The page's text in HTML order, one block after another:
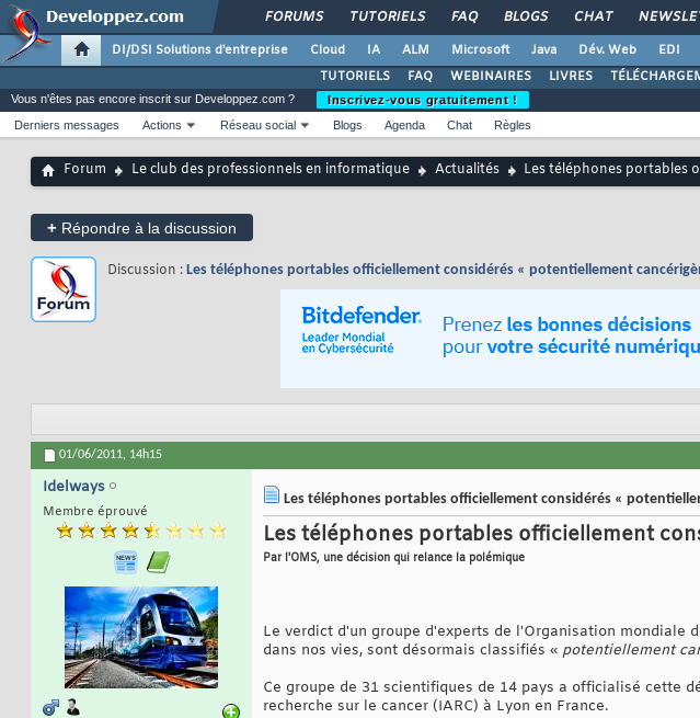
FORUMS TUTORIELS FAQ BLOGS CHAT
DI/DSI Solutions d'entreprise Cloud IA ALM Microsoft Java Dév. Web EDI
TUTORIELS
FAQ WEBINAIRES LIVRES
Vous n'êtes pas encore inscrit sur Developpez.com ?
Inscrivez-vous gratuitement !
Derniers messages
Actions Réseau social Blogs Agenda Chat Règles
Forum Le club des professionnels en informatique Actualités Les téléphones portables
+ Répondre à la discussion
Discussion : Les téléphones portables officiellement considérés « potentiellement
01/06/2011, 14h15
Idelways
Membre éprouvé
Les téléphones portables officiellement considérés «
Les téléphones portables officiellement
Par l'OMS, une décision qui relance la polémique
Le verdict d'un groupe d'experts de l'Organisation mondiale
dans nos vies, sont désormais classifiés « potentiellement
Ce groupe de 31 scientifiques de 14 pays a officialisé cette
recherche sur le cancer (IARC) à Lyon en France.